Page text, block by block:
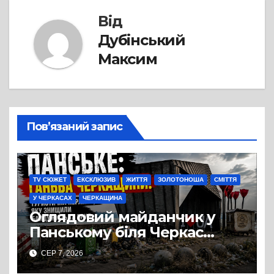
Від
Дубінський
Максим
Пов’язаний запис
TV СЮЖЕТ ЕКСКЛЮЗИВ ЖИТТЯ ЗОЛОТОНОША СМІТТЯ
У ЧЕРКАСАХ ЧЕРКАЩИНА
Оглядовий майданчик у
Панському біля Черкас
перетворився на занедбане
сміттєзвалище
СЕР 7, 2026